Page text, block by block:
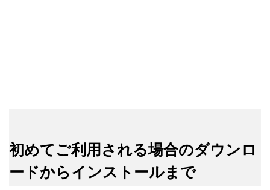
初めてご利用される場合のダウンロ
ードからインストールまで